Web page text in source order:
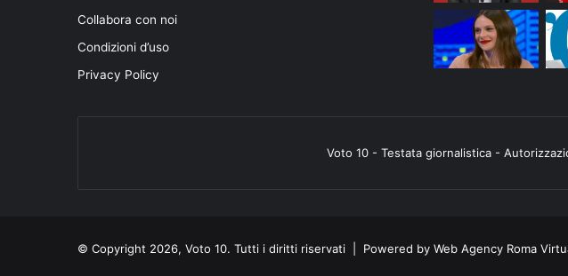
Collabora con noi
Condizioni d’uso
Privacy Policy
Voto 10 - Testata giornalistica -
© Copyright 2026, Voto 10. Tutti i diritti riservati | Powered by Web Agency Roma